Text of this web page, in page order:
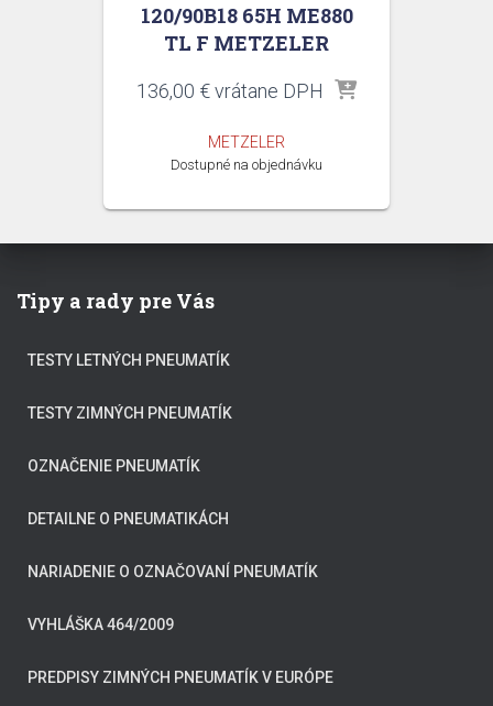
120/90B18 65H ME880
TL F METZELER
136,00 €vrátane DPH
METZELER
Dostupné na objednávku
Tipy a rady pre Vás
TESTY LETNÝCH PNEUMATÍK
TESTY ZIMNÝCH PNEUMATÍK
OZNAČENIE PNEUMATÍK
DETAILNE O PNEUMATIKÁCH
NARIADENIE O OZNAČOVANÍ PNEUMATÍK
VYHLÁŠKA 464/2009
PREDPISY ZIMNÝCH PNEUMATÍK V EURÓPE